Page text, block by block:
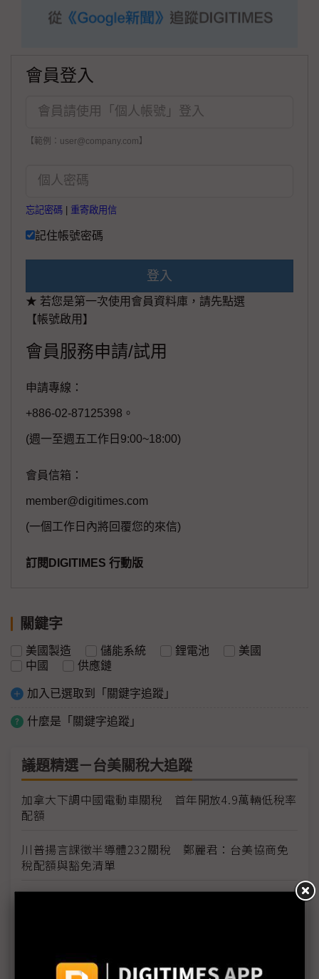
會員登入
【範例：user@company.com】
忘記密碼 重寄啟用信
記住帳號密碼
登入
★ 若您是第一次使用會員資料庫，請先點選
【帳號啟用】
會員服務申請/試用
申請專線：
+886-02-87125398。
(週一至週五工作日9:00~18:00)
會員信箱：
member@digitimes.com
(一個工作日內將回覆您的來信)
訂閱DIGITIMES 行動版
關鍵字
美國製造 儲能系統 鋰電池
美國
中國
供應鏈
加入已選取到「關鍵字追蹤」
什麼是「關鍵字追蹤」
議題精選－台美關稅大追蹤
加拿大下調中國電動車關稅 首年開放4.9萬輛低稅率
配額
川普揚言課徵半導體232關稅 鄭麗君：台美協商免
稅配額與豁免清單
廠迎利多行情